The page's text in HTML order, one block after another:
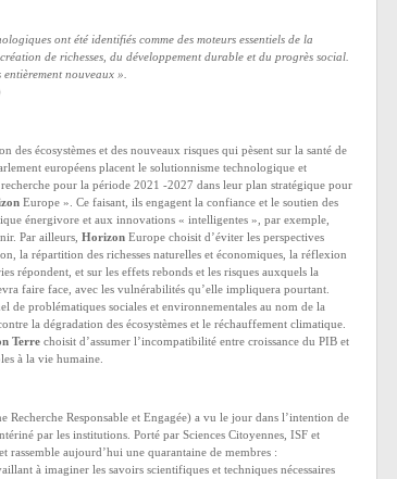
ont été identifiés comme des moteurs essentiels de la
de richesses, du développement durable et du progrès social.
nouveaux ».
des écosystèmes et des nouveaux risques qui pèsent sur la santé de
européens placent le solutionnisme technologique et
pour la période 2021 -2027 dans leur plan stratégique pour
Europe ». Ce faisant, ils engagent la confiance et le soutien des
énergivore et aux innovations « intelligentes », par exemple,
Par ailleurs, Horizon Europe choisit d’éviter les perspectives
la répartition des richesses naturelles et économiques, la réflexion
répondent, et sur les effets rebonds et les risques auxquels la
faire face, avec les vulnérabilités qu’elle impliquera pourtant.
de problématiques sociales et environnementales au nom de la
la dégradation des écosystèmes et le réchauffement climatique.
Terre choisit d’assumer l’incompatibilité entre croissance du PIB et
à la vie humaine.
Recherche Responsable et Engagée) a vu le jour dans l’intention de
par les institutions. Porté par Sciences Citoyennes, ISF et
aujourd’hui une quarantaine de membres :
à imaginer les savoirs scientifiques et techniques nécessaires